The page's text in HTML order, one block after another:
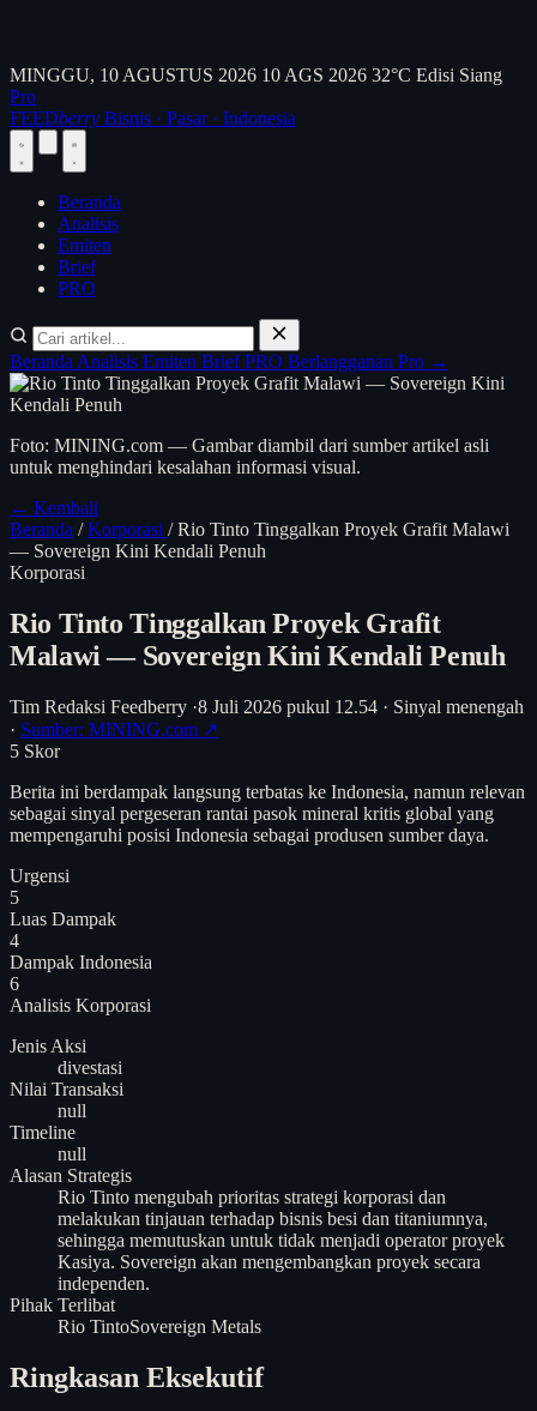
MINGGU, 10 AGUSTUS 2026 10 AGS 2026 32°C Edisi Siang
Pro
FEEDberry Bisnis · Pasar · Indonesia
Beranda
Analisis
Emiten
Brief
PRO
Beranda Analisis Emiten BriefPRO Berlangganan Pro →
Foto: MINING.com — Gambar diambil dari sumber artikel asli
untuk menghindari kesalahan informasi visual.
← Kembali
Beranda / Korporasi / Rio Tinto Tinggalkan Proyek Grafit Malawi
— Sovereign Kini Kendali Penuh
Korporasi
Rio Tinto Tinggalkan Proyek Grafit
Malawi — Sovereign Kini Kendali Penuh
Tim Redaksi Feedberry ·8 Juli 2026 pukul 12.54 · Sinyal menengah
· Sumber: MINING.com ↗
5 Skor
Berita ini berdampak langsung terbatas ke Indonesia, namun relevan
sebagai sinyal pergeseran rantai pasok mineral kritis global yang
mempengaruhi posisi Indonesia sebagai produsen sumber daya.
Urgensi
5
Luas Dampak
4
Dampak Indonesia
6
Analisis Korporasi
Jenis Aksi
divestasi
Nilai Transaksi
null
Timeline
null
Alasan Strategis
Rio Tinto mengubah prioritas strategi korporasi dan
melakukan tinjauan terhadap bisnis besi dan titaniumnya,
sehingga memutuskan untuk tidak menjadi operator proyek
Kasiya. Sovereign akan mengembangkan proyek secara
independen.
Pihak Terlibat
Rio TintoSovereign Metals
Ringkasan Eksekutif